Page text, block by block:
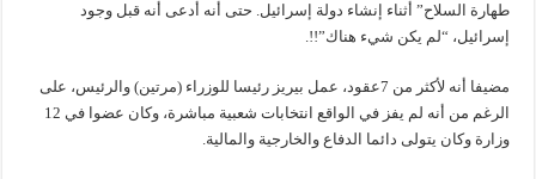
طهارة السلاح” أثناء إنشاء دولة إسرائيل. حتى أنه أدعى أنه قبل وجود
إسرائيل، “لم يكن شيء هناك”!!.
مضيفا أنه لأكثر من 7عقود، عمل بيريز رئيسا للوزراء (مرتين) والرئيس، على
الرغم من أنه لم يفز في الواقع انتخابات شعبية مباشرة، وكان عضوا في 12
وزارة وكان يتولى دائما الدفاع والخارجية والمالية.